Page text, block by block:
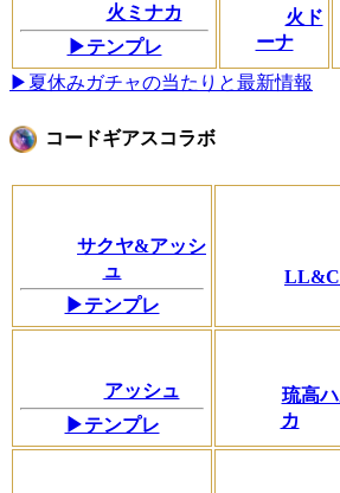
火ミナカ
▶テンプレ
火ド
ーナ
▶夏休みガチャの当たりと最新情報
コードギアスコラボ
サクヤ&アッシ
ュ
▶テンプレ
アッシュ
▶テンプレ
琉高
カ